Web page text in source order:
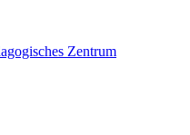
Zentrum